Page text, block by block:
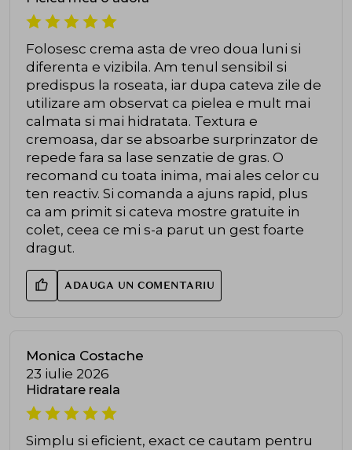
Folosesc crema asta de vreo doua luni si
diferenta e vizibila. Am tenul sensibil si
predispus la roseata, iar dupa cateva zile de
utilizare am observat ca pielea e mult mai
calmata si mai hidratata. Textura e
cremoasa, dar se absoarbe surprinzator de
repede fara sa lase senzatie de gras. O
recomand cu toata inima, mai ales celor cu
ten reactiv. Si comanda a ajuns rapid, plus
ca am primit si cateva mostre gratuite in
colet, ceea ce mi s-a parut un gest foarte
dragut.
ADAUGA UN COMENTARIU
Monica Costache
23 iulie 2026
Hidratare reala
Simplu si eficient, exact ce cautam pentru